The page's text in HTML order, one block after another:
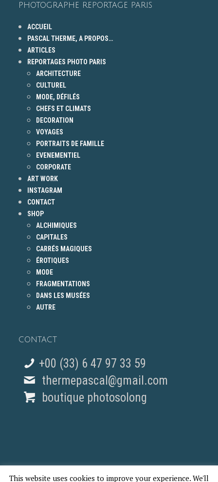
PHOTOGRAPHE REPORTAGE PARIS
ACCUEIL
PASCAL THERME, A PROPOS…
ARTICLES
REPORTAGES PHOTO PARIS
ARCHITECTURE
CULTUREL
MODE, DÉFILÉS
CHEFS ET CLIMATS
DECORATION
VOYAGES
PORTRAITS DE FAMILLE
EVENEMENTIEL
CORPORATE
ART WORK
INSTAGRAM
CONTACT
SHOP
ALCHIMIQUES
CAPITALES
CARRÉS MAGIQUES
ÉROTIQUES
MODE
FRAGMENTATIONS
DANS LES MUSÉES
AUTRE
CONTACT
+00 (33) 6 47 97 33 59
thermepascal@gmail.com
boutique photosolong
This website uses cookies to improve your experience. We'll